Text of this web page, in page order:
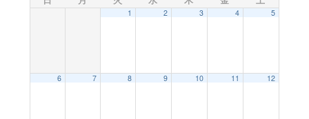
1 2 3 4 5
6 7 8 9 10 11 12